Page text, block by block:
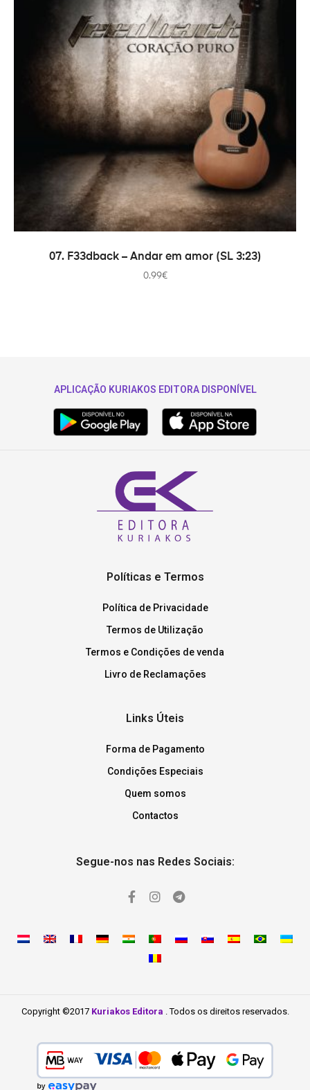
ADICIONAR
07. F33dback – Andar em amor (SL 3:23)
0.99€
APLICAÇÃO KURIAKOS EDITORA DISPONÍVEL
Políticas e Termos
Política de Privacidade
Termos de Utilização
Termos e Condições de venda
Livro de Reclamações
Links Úteis
Forma de Pagamento
Condições Especiais
Quem somos
Contactos
Segue-nos nas Redes Sociais:
Copyright ©2017 Kuriakos Editora . Todos os direitos reservados.